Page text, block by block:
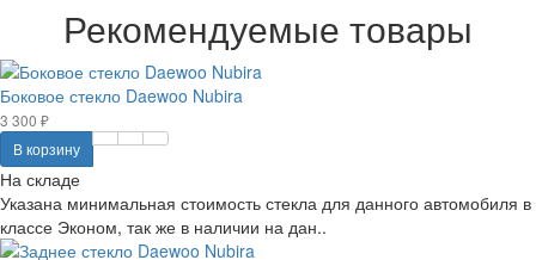
Рекомендуемые товары
Боковое стекло Daewoo Nubira
3 300 ₽
В корзину
На складе
Указана минимальная стоимость стекла для данного автомобиля в
классе Эконом, так же в наличии на дан..